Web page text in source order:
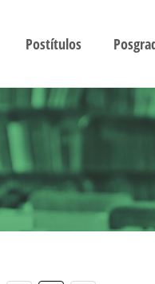
Postítulos